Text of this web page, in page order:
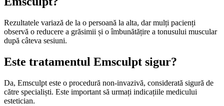
Rezultatele variază de la o persoană la alta, dar mulți pacienți
observă o reducere a grăsimii și o îmbunătățire a tonusului muscular
după câteva sesiuni.
Este tratamentul Emsculpt sigur?
Da, Emsculpt este o procedură non-invazivă, considerată sigură de
către specialiști. Este important să urmați indicațiile medicului
estetician.